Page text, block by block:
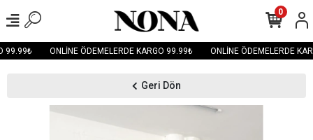
99.99₺ ONLİNE ÖDEMELERDE KARGO 99.99₺ ONLİNE ÖDEMELERDE
0
Geri Dön